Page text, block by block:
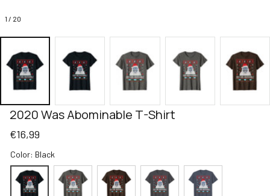
1 / 20
2020 Was Abominable T-Shirt
€16,99
Color: Black